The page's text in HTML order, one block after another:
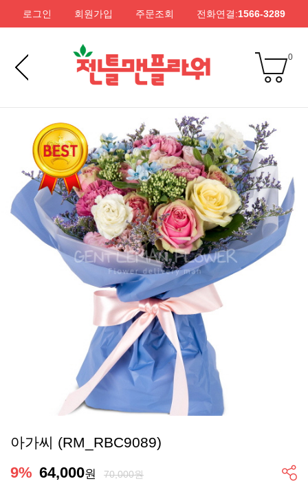
로그인 회원가입 주문조회 전화연결:1566-3289
0
아가씨 (RM_RBC9089)
9% 64,000원 70,000원